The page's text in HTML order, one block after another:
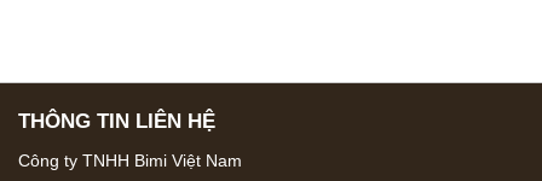
THÔNG TIN LIÊN HỆ
Công ty TNHH Bimi Việt Nam